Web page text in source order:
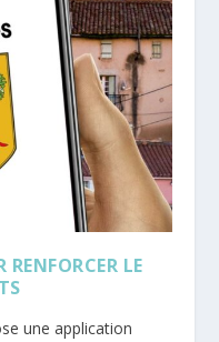
LE
une application